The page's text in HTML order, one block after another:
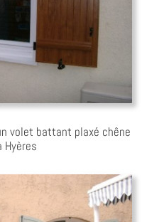
volet battant plaxé chêne
Hyères